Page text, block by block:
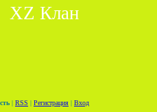
XZ Клан
| RSS | Регистрация | Вход